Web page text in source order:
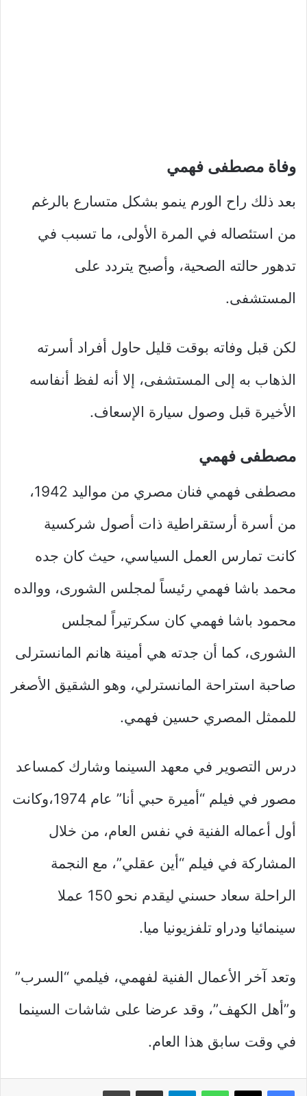
وفاة مصطفى فهمي
بعد ذلك راح الورم ينمو بشكل متسارع بالرغم
من استئصاله في المرة الأولى، ما تسبب في
تدهور حالته الصحية، وأصبح يتردد على
المستشفى.
لكن قبل وفاته بوقت قليل حاول أفراد أسرته
الذهاب به إلى المستشفى، إلا أنه لفظ أنفاسه
الأخيرة قبل وصول سيارة الإسعاف.
مصطفى فهمي
مصطفى فهمي فنان مصري من مواليد 1942،
من أسرة أرستقراطية ذات أصول شركسية
كانت تمارس العمل السياسي، حيث كان جده
محمد باشا فهمي رئيساً لمجلس الشورى، ووالده
محمود باشا فهمي كان سكرتيراً لمجلس
الشورى، كما أن جدته هي أمينة هانم المانسترلى
صاحبة استراحة المانسترلي، وهو الشقيق الأصغر
للممثل المصري حسين فهمي.
درس التصوير في معهد السينما وشارك كمساعد
مصور في فيلم “أميرة حبي أنا” عام 1974،وكانت
أول أعماله الفنية في نفس العام، من خلال
المشاركة في فيلم “أين عقلي”، مع النجمة
الراحلة سعاد حسني ليقدم نحو 150 عملا
سينمائيا ودراو تلفزيونيا ميا.
وتعد آخر الأعمال الفنية لفهمي، فيلمي “السرب”
و”أهل الكهف”، وقد عرضا على شاشات السينما
في وقت سابق هذا العام.
واتساب تيلقرام مشاركة عبر البريد طباعة